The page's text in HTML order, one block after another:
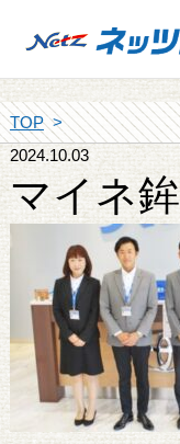
TOP
2024.10.03
マイネ